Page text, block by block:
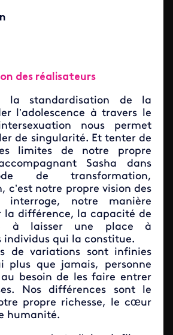
des réalisateurs
la standardisation de la
l’adolescence à travers le
nous permet
de singularité. Et tenter de
limites de notre propre
Sasha dans
de transformation,
c’est notre propre vision des
interroge, notre manière
la différence, la capacité de
à laisser une place à
individus qui la constitue.
de variations sont infinies
plus que jamais, personne
besoin de les faire entrer
Nos différences sont le
propre richesse, le cœur
humanité.